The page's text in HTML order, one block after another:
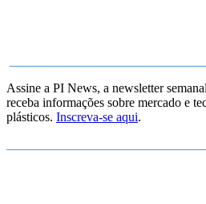
Assine a PI News, a newsletter
receba informações sobre mercado e
plásticos. Inscreva-se aqui.